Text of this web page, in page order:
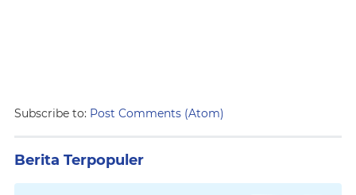
Subscribe to: Post Comments (Atom)
Berita Terpopuler